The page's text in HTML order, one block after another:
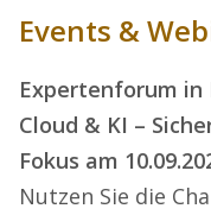
Events &
Expertenforum in
Cloud & KI –
Fokus am
Nutzen Sie die